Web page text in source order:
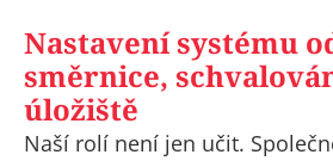
Nastavení systému
směrnice,
úložiště
Naší rolí není jen učit.